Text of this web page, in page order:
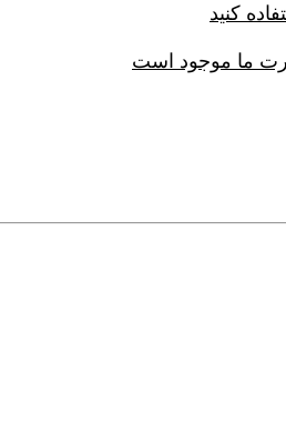
ما موجود است